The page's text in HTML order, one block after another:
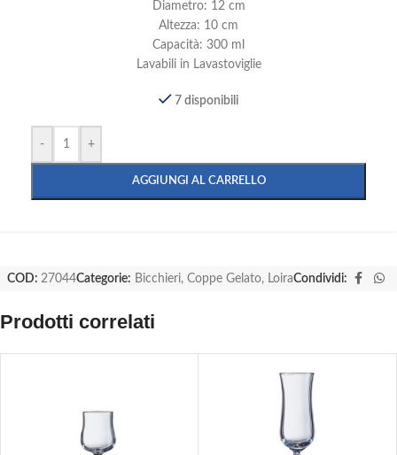
Diametro: 12 cm
Altezza: 10 cm
Capacità: 300 ml
Lavabili in Lavastoviglie
7 disponibili
- +
AGGIUNGI AL CARRELLO
COD: 27044Categorie: Bicchieri, Coppe Gelato, LoiraCondividi:
Prodotti correlati